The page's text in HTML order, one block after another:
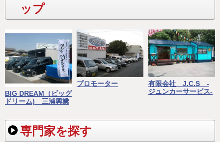
ップ
BIG DREAM（ビッグ
ドリーム) 三浦興業
プロモーター
有限会社 J.C.S -
ジュンカーサービス-
専門家を探す